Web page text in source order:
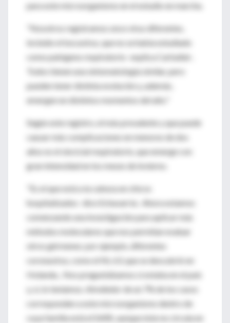
para este microorganismo en el estudio en marcha.
"Nosotros registramos once virus diferentes,
incluido el bocavirus, que no se había estudiado
como patógeno respiratorio -explica Carballal-.
Todos tienen una sintomatología similar, pero
pueden tener distinta evolución y, además,
emergen en distintos momentos del año."
Según este registro, el más prevalente y que puede
causar más complicaciones en menores de dos
años es el sincicial respiratorio, que emerge con
gran intensidad en los meses de invierno.
"Es el que está a la cabeza en chicos
hospitalizados -dice Echavarría-. Ahora estamos
comenzando una investigación para aplicar más
métodos moleculares que nos permitan evaluar
otros gérmenes; por ejemplo, diferentes
coronavirus, como el NL 63, que se descubrió en
Holanda... Nos preguntábamos si estaba en el país
y, sí, lo teníamos. Alrededor de un 7% de los casos
corresponden a este microorganismo dentro de
cuya familia está el SARS, aunque éste no circula en